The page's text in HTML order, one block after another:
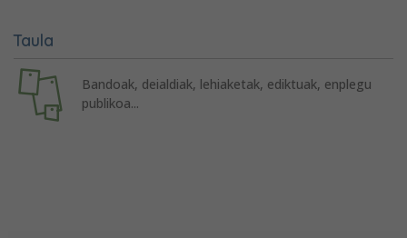
Taula
Bandoak, deialdiak, lehiaketak, ediktuak, enplegu
publikoa...